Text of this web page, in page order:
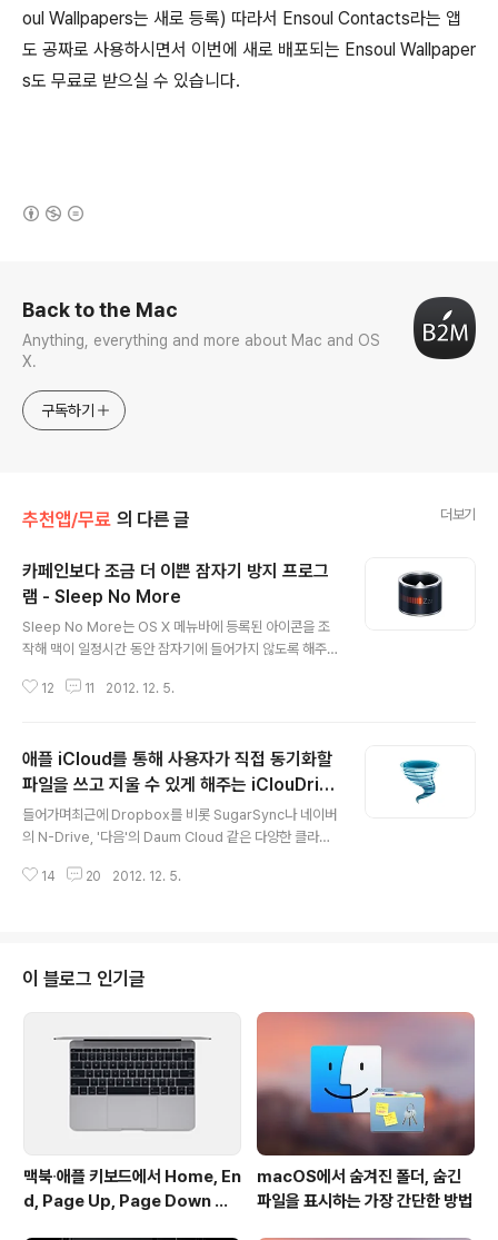
oul Wallpapers는 새로 등록) 따라서 Ensoul Contacts라는 앱
도 공짜로 사용하시면서 이번에 새로 배포되는 Ensoul Wallpaper
s도 무료로 받으실 수 있습니다.
Back to the Mac
Anything, everything and more about Mac and OS
X.
구독하기
추천앱/무료 의 다른 글 더보기
카페인보다 조금 더 이쁜 잠자기 방지 프로그
램 - Sleep No More
Sleep No More는 OS X 메뉴바에 등록된 아이콘을 조
작해 맥이 일정시간 동안 잠자기에 들어가지 않도록 해주
용자가 잠시 딴 일을 할 때 맥의 화면이 꺼지지 않게 해줍니
ne) 앱이 이와 동일한 기능을 제공하지만, 마치 OS X의 기
본 프로그램을 보는 것처럼 아주 깔끔하고 스타일리시한
디자인을 가지고 있습니다. 몇 년 동안 조강지처처럼 사용
하던 앱을 버리고 더 이쁜 앱을 사용한다고.. 앱이 막 할퀴
고 이혼소송걸고 그러진 않습니다;; 무료 앱이니 편하게 한
번 사용해 보세요~➥ Sleep No More 다운로드 ..
12 11 2012. 12. 5.
애플 iCloud를 통해 사용자가 직접 동기화할
파일을 쓰고 지울 수 있게 해주는 iClouDriv
e
들어가며최근에 Dropbox를 비롯 SugarSync나 네이버
의 N-Drive, '다음'의 Daum Cloud 같은 다양한 클라우
시죠? 플랫폼에 종속 받지 않는 이런 서비스들을 이용해 사
서 됩니다(It just works)' 정신 때문인지 대부분의 동기화
관련 작업들이 시스템이나 앱 단에서 이뤄지며, 사용자들
은 아주 한정적인 범위 내에서만 동기화할 파일을 선택하
거나 삭제할 수 있습니다.이런 한계 때문에 Back to the
Mac 블로그 뿐만 아니라 다양한 애플 관련 커뮤니티에서
14 20 2012. 12. 5.
이 블로그 인기글
맥북∙애플 키보드에서 Home, En
d, Page Up, Page Down 키
macOS에서 숨겨진 폴더, 숨긴
파일을 표시하는 가장 간단한 방법